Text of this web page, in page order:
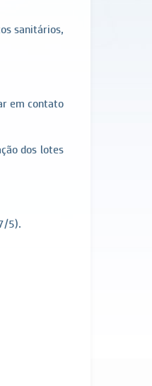
sanitários,
em contato
dos lotes
5).